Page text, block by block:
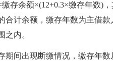
存余额×(12+0.3×缴存年数)
合计余额，缴存年数为主借
之内。
期间出现断缴情况，缴存年数